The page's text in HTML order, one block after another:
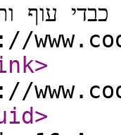
עוף
>
>